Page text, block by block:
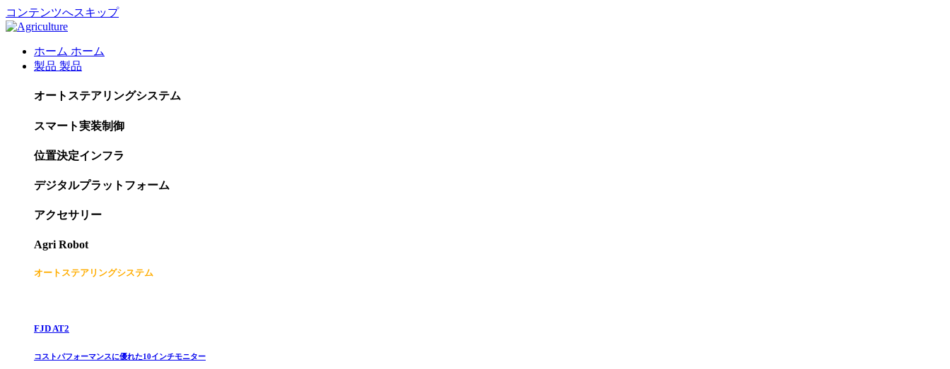
コンテンツへスキップ
ホーム ホーム
製品 製品
オートステアリングシステム
スマート実装制御
位置決定インフラ
デジタルプラットフォーム
アクセサリー
Agri Robot
オートステアリングシステム
FJD AT2
コストパフォーマンスに優れた10インチモニター